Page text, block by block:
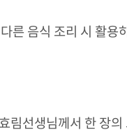
른 음식 조리 시 활
림선생님께서 한 장